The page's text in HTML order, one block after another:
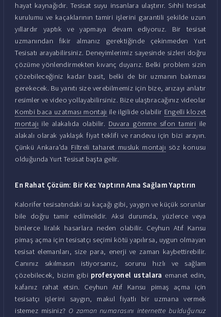
hayat kaynağıdır. Tesisat suyu insanlara ulaştırır. Sıhhi tesisat
kurulumu ve kaçaklarının tamiri işlerini garantili şekilde uzun
yıllardır yaptık ve yapmaya devam ediyoruz. Bir tesisat
uzmanından fikir almanız gerektiğinde çekinmeden Yurt
Tesisatı arayabilirsiniz. Deneyimlerimiz sayesinde sizleri doğru
çözüme yönlendirmekten kıvanç duyarız. Belki problem sizin
çözebileceğiniz kadar basit, belki de bir uzmanın bakması
gerekecek. Bu yanıtı size verebilmemiz için bize, arızayı anlatır
resimler ve video yollayabilirsiniz. Bize ulaştıracağınız videolar
Kombi baca uzatması montajı ile ilgilide olabilir Engelli klozet
montajı ile alakalıda olabilir. Duvara gömme sifon tamiri ile
alakalı olarak yaklaşık fiyat teklifi ve randevu için bizi arayın.
Çünkü Ankara'da Filtreli taharet musluk montajı söz konusu
olduğunda Yurt Tesisat başta gelir.
En Rahat Çözüm: Bir Kez Yaptırın Ama Sağlam Yaptırın
Kalorifer tesisatındaki su kaçağı gibi, yaygın ve küçük sorunlar
bile doğru tamir edilmelidir. Aksi durumda, yüzlerce veya
binlerce liralık hasarlara neden olabilir. Ceyhun Atıf Kansu
pimaş açma için tesisatçı seçimi kötü yapılırsa, uygun olmayan
tesisat elemanları, size para, enerji ve zaman kaybettirebilir.
Canınız sıkılmasın istiyorsanız, sorunu hızlı ve sağlam
çözebilecek, bizim gibi profesyonel ustalara emanet edin,
kafanız rahat etsin. Ceyhun Atıf Kansu pimaş açma için
tesisatçı işlerini saygın, makul fiyatlı bir uzmana vermek
istemez misiniz? O zaman numarasını internette bulduğunuz